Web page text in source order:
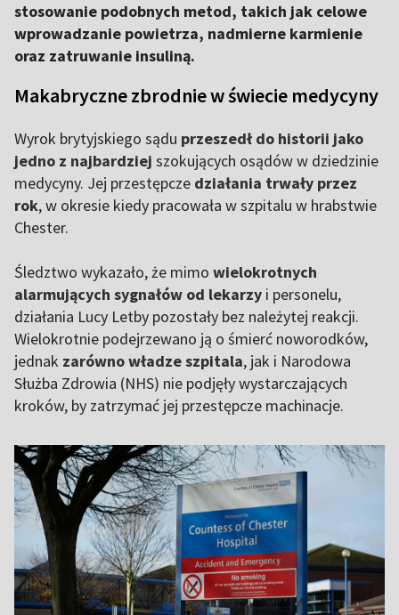
stosowanie podobnych metod, takich jak celowe
wprowadzanie powietrza, nadmierne karmienie
oraz zatruwanie insuliną.
Makabryczne zbrodnie w świecie medycyny
Wyrok brytyjskiego sądu przeszedł do historii jako
jedno z najbardziej szokujących osądów w dziedzinie
medycyny. Jej przestępcze działania trwały przez
rok, w okresie kiedy pracowała w szpitalu w hrabstwie
Chester.
Śledztwo wykazało, że mimo wielokrotnych
alarmujących sygnałów od lekarzy i personelu,
działania Lucy Letby pozostały bez należytej reakcji.
Wielokrotnie podejrzewano ją o śmierć noworodków,
jednak zarówno władze szpitala, jak i Narodowa
Służba Zdrowia (NHS) nie podjęły wystarczających
kroków, by zatrzymać jej przestępcze machinacje.